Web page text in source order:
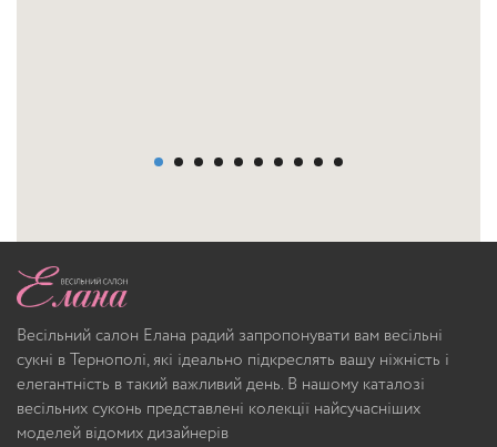
Весільний салон Елана радий запропонувати вам весільні
сукні в Тернополі, які ідеально підкреслять вашу ніжність і
елегантність в такий важливий день. В нашому каталозі
весільних суконь представлені колекції найсучасніших
моделей відомих дизайнерів